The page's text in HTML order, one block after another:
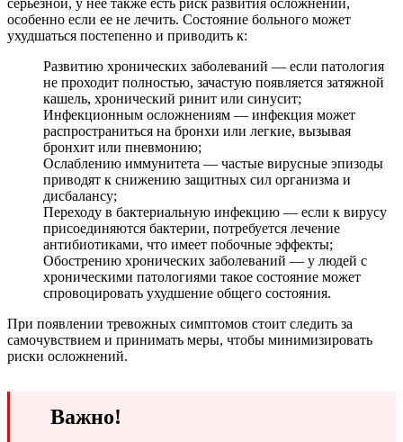
особенно если ее не лечить. Состояние больного может
ухудшаться постепенно и приводить к:
Развитию хронических заболеваний — если патология
не проходит полностью, зачастую появляется затяжной
кашель, хронический ринит или синусит;
Инфекционным осложнениям — инфекция может
распространиться на бронхи или легкие, вызывая
бронхит или пневмонию;
Ослаблению иммунитета — частые вирусные эпизоды
приводят к снижению защитных сил организма и
дисбалансу;
Переходу в бактериальную инфекцию — если к вирусу
присоединяются бактерии, потребуется лечение
антибиотиками, что имеет побочные эффекты;
Обострению хронических заболеваний — у людей с
хроническими патологиями такое состояние может
спровоцировать ухудшение общего состояния.
При появлении тревожных симптомов стоит следить за
самочувствием и принимать меры, чтобы минимизировать
риски осложнений.
Важно!